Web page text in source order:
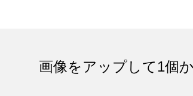
画像をアップして1個